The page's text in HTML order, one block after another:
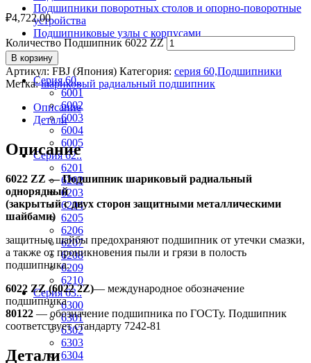
Подшипники поворотных столов и опорно-поворотные
устройства
Подшипниковые узлы с корпусами
По сериям
Серия 60..
6001
6002
6003
6004
6005
Серия 62..
6201
6202
6203
6204
6205
6206
6207
6208
6209
6210
Серия 63..
6300
6301
6302
6303
6304
₽4,722.00
Количество Подшипник 6022 ZZ
В корзину
Артикул: FBJ (Япония) Категория: серия 60,Подшипники
Метка:шариковый радиальный подшипник
Описание
Детали
Описание
6022 ZZ — Подшипник шариковый радиальный
однорядный
(закрытый с двух сторон защитными металлическими
шайбами)
защитные шайбы предохраняют подшипник от утечки смазки,
а также от проникновения пыли и грязи в полость
подшипника.
6022 ZZ (6022 2Z)— международное обозначение
подшипника
80122 — обозначение подшипника по ГОСТу. Подшипник
соответствует стандарту 7242-81
Детали